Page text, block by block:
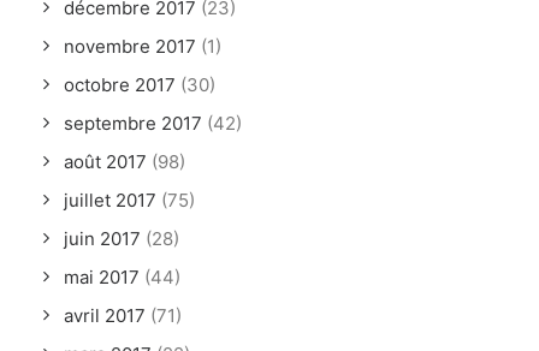
décembre 2017 (23)
novembre 2017 (1)
octobre 2017 (30)
septembre 2017 (42)
août 2017 (98)
juillet 2017 (75)
juin 2017 (28)
mai 2017 (44)
avril 2017 (71)